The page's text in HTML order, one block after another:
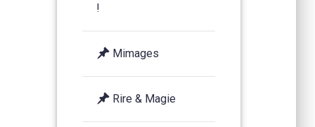
!
Mimages
Rire & Magie